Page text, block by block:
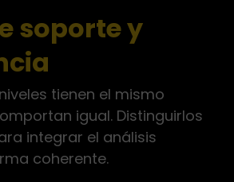
soporte y
tienen el mismo
igual. Distinguirlos
integrar el análisis
coherente.